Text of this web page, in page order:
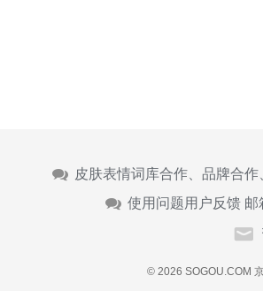
皮肤表情词库合作、品牌合
使用问题用户反馈 邮
© 2026 SOGOU.COM